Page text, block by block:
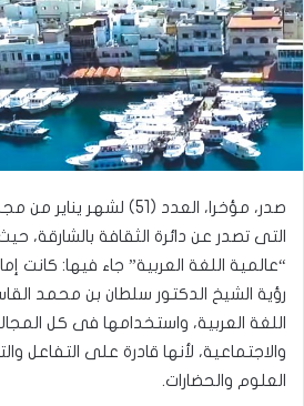
صدر، مؤخرا، العدد (51) لشهر
التى تصدر عن دائرة الثقافة بالشارقة،
“عالمية اللغة العربية” جاء فيها: كانت
رؤية الشيخ الدكتور سلطان بن محمد
اللغة العربية، واستخدامها فى كل
والاجتماعية، لأنها قادرة على
العلوم والحضارات.